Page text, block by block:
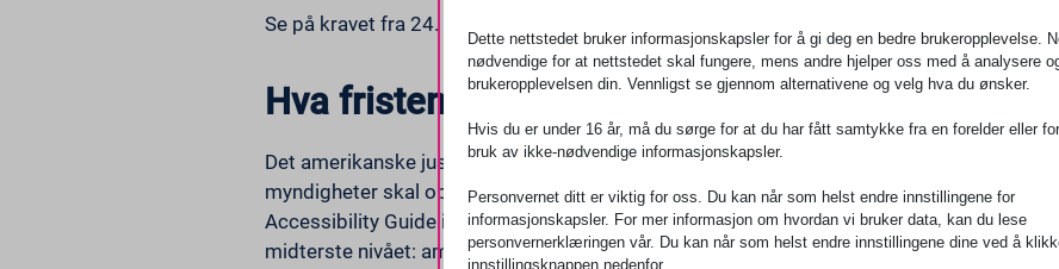
Se på kravet fra 24. april som en grunnlinje, ikke et tak. Det er en mulighet til å sette
Hva fristen 24. april faktisk betyr
Det amerikanske justisdepartementet har vedtatt en regel i henhold til ADAs tittel II
myndigheter skal oppfylleWCAG 2.1 Nivå AA standarder for nettinnhold og
Accessibility Guidelines, er det internasjonalt anerkjente rammeverket for digital
midterste nivået: ambisiøst, oppnåelig og meningsfylt.
Dette nettstedet bruker informasjonskapsler for å gi deg en bedre brukeropplevelse.
nødvendige for at nettstedet skal fungere, mens andre hjelper oss med å analysere
brukeropplevelsen din. Vennligst se gjennom alternativene og velg hva du ønsker.
Hvis du er under 16 år, må du sørge for at du har fått samtykke fra en forelder eller
bruk av ikke-nødvendige informasjonskapsler.
Personvernet ditt er viktig for oss. Du kan når som helst endre innstillingene for
informasjonskapsler. For mer informasjon om hvordan vi bruker data, kan du lese
personvernerklæringen vår. Du kan når som helst endre innstillingene dine ved å
innstillingsknappen nedenfor.